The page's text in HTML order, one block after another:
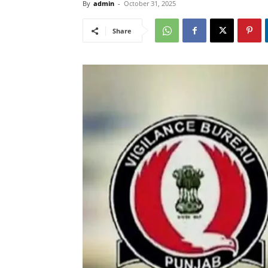
By admin - October 31, 2025
Share